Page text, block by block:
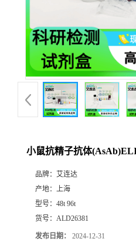
小鼠抗精子抗体
品牌： 艾连达
产地： 上海
型号： 48t 96t
货号： ALD26381
发布日期： 2024-12-31